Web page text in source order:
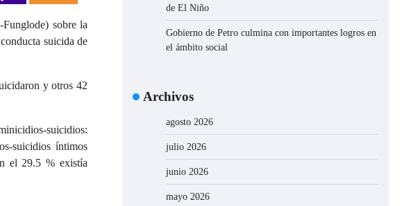
sobre la
suicida de
y otros 42
suicidios:
suicidios íntimos
el 29.5 % existía
de El Niño
Gobierno de Petro culmina con importantes logros en
el ámbito social
Archivos
agosto 2026
julio 2026
junio 2026
mayo 2026